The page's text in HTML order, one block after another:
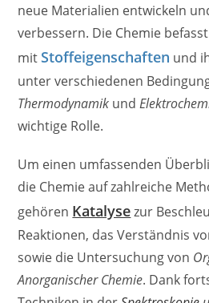
neue Materialien entwickeln
verbessern. Die Chemie
mitStoffeigenschaften und
unter verschiedenen
Thermodynamik und
wichtige Rolle.
Um einen umfassenden
die Chemie auf zahlreiche
gehören Katalysezur
Reaktionen, das Verständnis
sowie die Untersuchung von
Anorganischer Chemie. Dank